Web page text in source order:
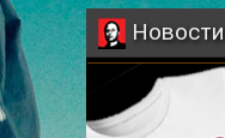
Новости